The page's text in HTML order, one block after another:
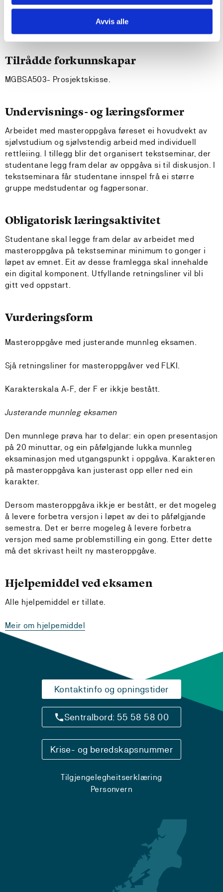
Avvis alle
Før ein byrjar på emnet MGUSA550 må studenten ha
Tilrådde forkunnskapar
MGBSA503- Prosjektskisse.
Undervisnings- og læringsformer
Arbeidet med masteroppgåva føreset ei hovudvekt av
sjølvstudium og sjølvstendig arbeid med individuell
rettleiing. I tillegg blir det organisert tekstseminar, der
studentane legg fram delar av oppgåva si til diskusjon. I
tekstseminara får studentane innspel frå ei større
gruppe medstudentar og fagpersonar.
Obligatorisk læringsaktivitet
Studentane skal legge fram delar av arbeidet med
masteroppgåva på tekstseminar minimum to gonger i
løpet av emnet. Eit av desse framlegga skal innehalde
ein digital komponent. Utfyllande retningsliner vil bli
gitt ved oppstart.
Vurderingsform
Masteroppgåve med justerande munnleg eksamen.
Sjå retningsliner for masteroppgåver ved FLKI.
Karakterskala A-F, der F er ikkje bestått.
Justerande munnleg eksamen
Den munnlege prøva har to delar: ein open presentasjon
på 20 minuttar, og ein påfølgjande lukka munnleg
eksaminasjon med utgangspunkt i oppgåva. Karakteren
på masteroppgåva kan justerast opp eller ned ein
karakter.
Dersom masteroppgåva ikkje er bestått, er det mogeleg
å levere forbetra versjon i løpet av dei to påfølgjande
semestra. Det er berre mogeleg å levere forbetra
versjon med same problemstilling ein gong. Etter dette
må det skrivast heilt ny masteroppgåve.
Hjelpemiddel ved eksamen
Alle hjelpemiddel er tillate.
Meir om hjelpemiddel
Kontaktinfo og opningstider
Sentralbord: 55 58 58 00
Krise- og beredskapsnummer
Tilgjengelegheitserklæring
Personvern